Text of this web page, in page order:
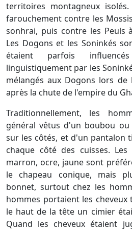
territoires montagneux
farouchement contre les
sonhrai, puis contre les Peuls
Les Dogons et les Soninkés
étaient parfois
linguistiquement par les
mélangés aux Dogons lors
après la chute de l'empire du
Traditionnellement, les
général vêtus d'un boubou
sur les côtés, et d'un pantalon
chaque côté des cuisses.
marron, ocre, jaune sont
le chapeau conique, mais
bonnet, surtout chez les
hommes portaient les
le haut de la tête un cimier
Quand les cheveux étaient